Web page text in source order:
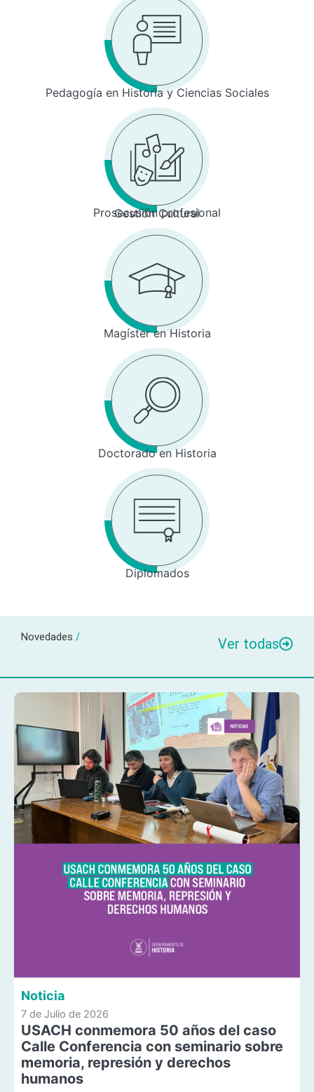
Pedagogía en Historia y Ciencias Sociales
Prosecusión profesional
Gestión Cultural
Magíster en Historia
Doctorado en Historia
Diplomados
Novedades / Ver todas
Noticia
7 de Julio de 2026
USACH conmemora 50 años del caso
Calle Conferencia con seminario sobre
memoria, represión y derechos
humanos